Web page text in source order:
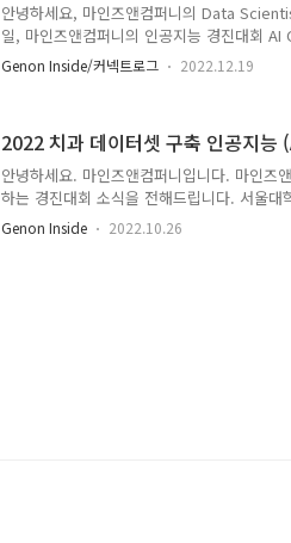
안녕하세요, 마인즈앤컴퍼니의 Data
일, 마인즈앤컴퍼니의 인공지능 경진대회
다. 바로 무박2일로 진행된 2022 국방 AI
회가 종료된 지 한달이 채 안된 지금, 현장
회는 대한민국 국방부와 과학기술정보통신..
Genon Inside/커넥트로그 2022.12.19
2022 치과 데이터셋 구축 인공지능
안녕하세요. 마인즈앤컴퍼니입니다. 마인즈
하는 경진대회 소식을 전해드립니다. 서울
하는 2022년 치과 데이터셋 구축 AI 경진대
으로 개별 치아 객체 분할 | Image
Genon Inside 2022.10.26